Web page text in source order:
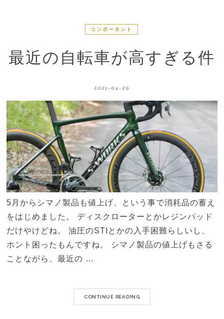
コンポーネント
最近の自転車が高すぎる件
2021-04-29
5月からシマノ製品も値上げ、という事で消耗品の蓄え
をはじめました。 ディスクローターとかレジンパッド
だけやけどね。 油圧のSTIとかの入手困難らしいし、
ホント困ったもんですね。 シマノ製品の値上げもさる
ことながら、最近の …
CONTINUE READING